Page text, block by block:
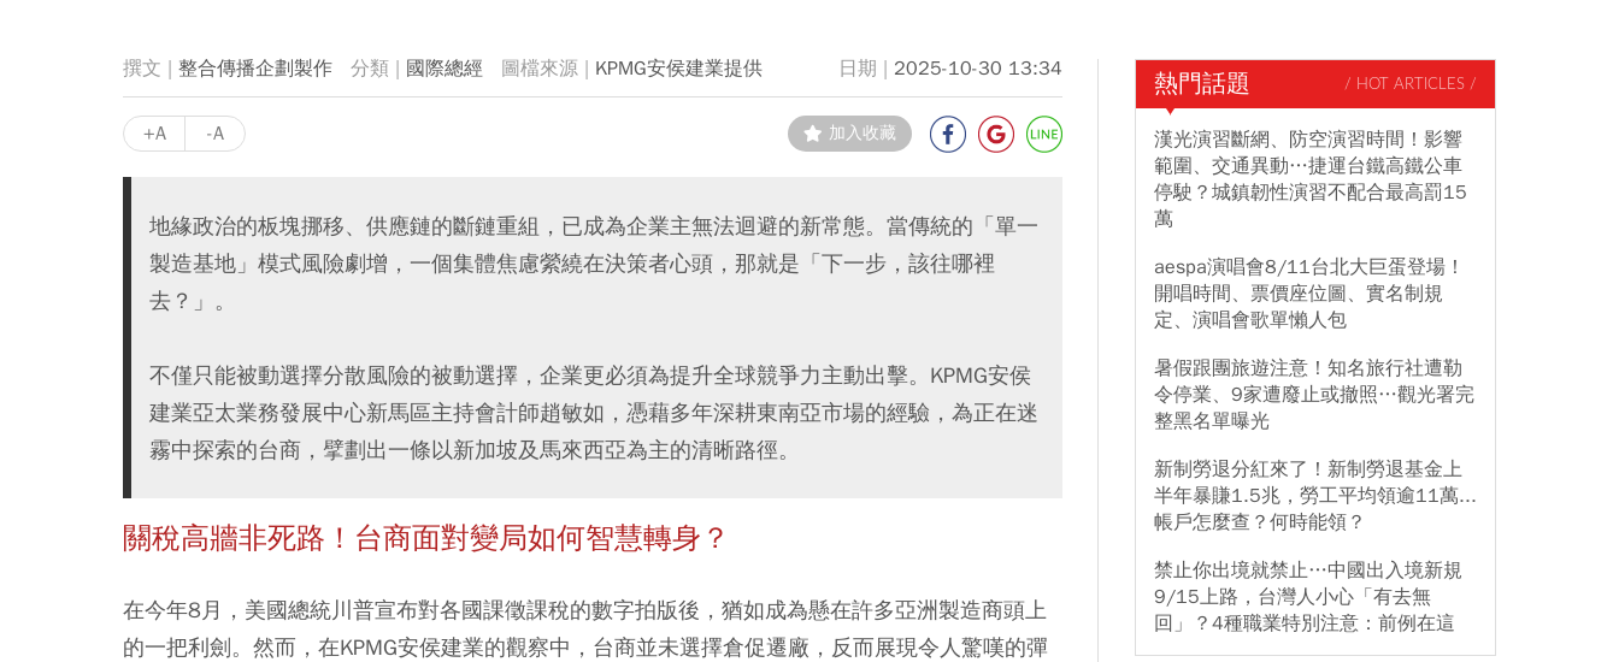
整合傳播企劃製作 國際總經 KPMG安侯建業提供 2025-10-30 13:34
+A -A 加入收藏
地緣政治的板塊挪移、供應鏈的斷鏈重組，已成為企業主無法迴避的新常態。當傳統的「單一
製造基地」模式風險劇增，一個集體焦慮縈繞在決策者心頭，那就是「下一步，該往哪裡
去？」。
不僅只能被動選擇分散風險的被動選擇，企業更必須為提升全球競爭力主動出擊。KPMG安侯
建業亞太業務發展中心新馬區主持會計師趙敏如，憑藉多年深耕東南亞市場的經驗，為正在迷
霧中探索的台商，擘劃出一條以新加坡及馬來西亞為主的清晰路徑。
關稅高牆非死路！台商面對變局如何智慧轉身？
在今年8月，美國總統川普宣布對各國課徵課稅的數字拍版後，猶如成為懸在許多亞洲製造商頭上
的一把利劍。然而，在KPMG安侯建業的觀察中，台商並未選擇倉促遷廠，反而展現令人驚嘆的彈
熱門話題 / HOT ARTICLES /
漢光演習斷網、防空演習時間！影響
範圍、交通異動…捷運台鐵高鐵公車
停駛？城鎮韌性演習不配合最高罰15
萬
aespa演唱會8/11台北大巨蛋登場！
開唱時間、票價座位圖、實名制規
定、演唱會歌單懶人包
暑假跟團旅遊注意！知名旅行社遭勒
令停業、9家遭廢止或撤照…觀光署完
整黑名單曝光
新制勞退分紅來了！新制勞退基金上
半年暴賺1.5兆，勞工平均領逾11萬...
帳戶怎麼查？何時能領？
禁止你出境就禁止…中國出入境新規
9/15上路，台灣人小心「有去無
回」？4種職業特別注意：前例在這